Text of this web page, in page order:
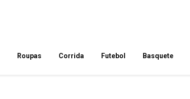
Roupas Corrida Futebol Basquete